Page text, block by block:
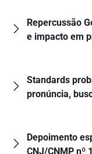
Repercussão
e impacto em
Standards
pronúncia,
Depoimento
CNJ/CNMP nº